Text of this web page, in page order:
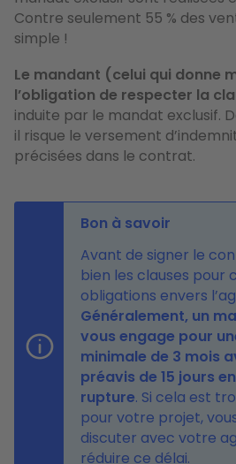
Contre seulement 55 % des
simple !
Le mandant (celui qui donne
l’obligation de respecter la
induite par le mandat exclusif.
il risque le versement
précisées dans le contrat.
Bon à savoir
Avant de signer le
bien les clauses pour
obligations envers
Généralement, un
vous engage pour
minimale de 3 mois
préavis de 15 jours
rupture. Si cela est
pour votre projet,
discuter avec votre
réduire ce délai.